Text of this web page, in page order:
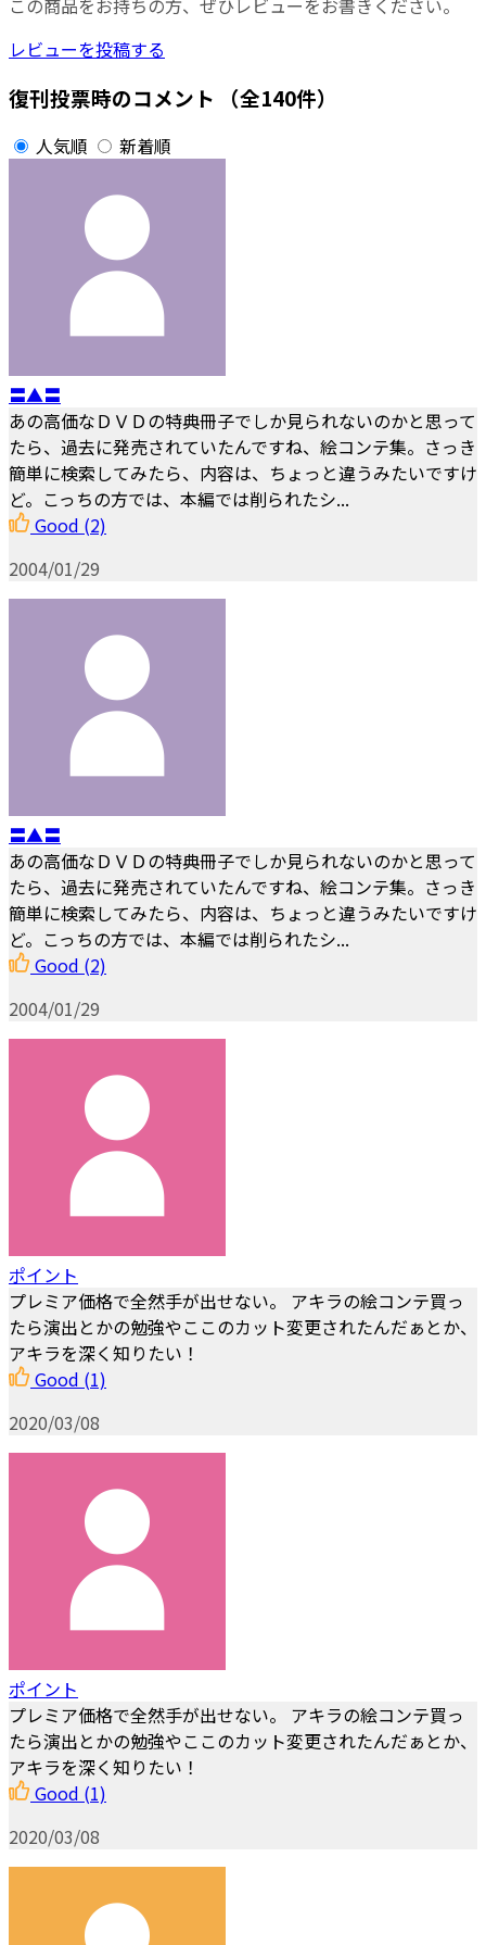
この商品をお持ちの方、ぜひレビューをお書きください。
レビューを投稿する
復刊投票時のコメント （全140件）
人気順 新着順
〓▲〓
あの高価なＤＶＤの特典冊子でしか見られないのかと思って
たら、過去に発売されていたんですね、絵コンテ集。さっき
簡単に検索してみたら、内容は、ちょっと違うみたいですけ
ど。こっちの方では、本編では削られたシ...
Good (2)
2004/01/29
〓▲〓
あの高価なＤＶＤの特典冊子でしか見られないのかと思って
たら、過去に発売されていたんですね、絵コンテ集。さっき
簡単に検索してみたら、内容は、ちょっと違うみたいですけ
ど。こっちの方では、本編では削られたシ...
Good (2)
2004/01/29
ポイント
プレミア価格で全然手が出せない。 アキラの絵コンテ買っ
たら演出とかの勉強やここのカット変更されたんだぁとか、
アキラを深く知りたい！
Good (1)
2020/03/08
ポイント
プレミア価格で全然手が出せない。 アキラの絵コンテ買っ
たら演出とかの勉強やここのカット変更されたんだぁとか、
アキラを深く知りたい！
Good (1)
2020/03/08